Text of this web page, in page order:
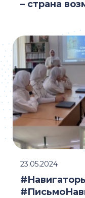
– страна
23.05.2024